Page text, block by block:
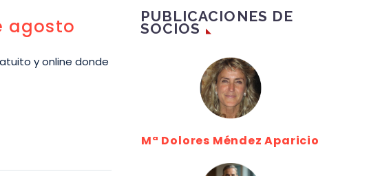
agosto
y online donde
PUBLICACIONES DE
SOCIOS
Mª Dolores Méndez Aparicio